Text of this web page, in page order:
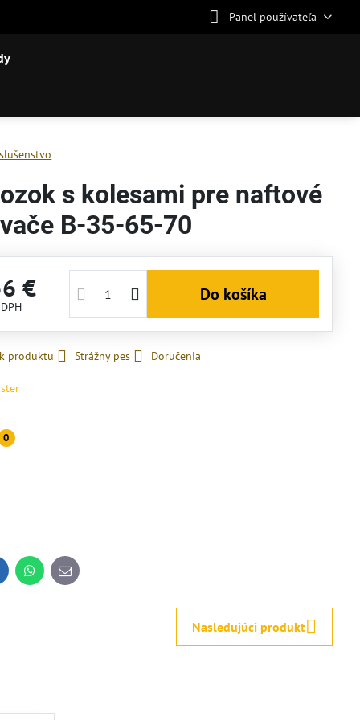
Panel používateľa
s kolesami pre naftové
B-35-65-70
€ Do košíka
produktu Strážny pes Doručenia
0
WhatsApp
E-
mail
Nasledujúci produkt